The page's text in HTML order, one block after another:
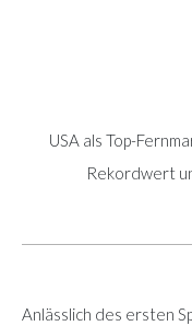
USA als Top-
Rekordwert
Anlässlich des ersten